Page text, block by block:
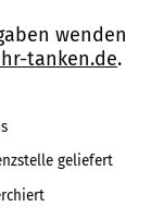
wenden
tanken.de.
geliefert